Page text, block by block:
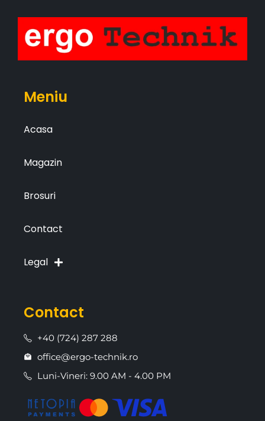
Meniu
Acasa
Magazin
Brosuri
Contact
Legal
Contact
+40 (724) 287 288
office@ergo-technik.ro
Luni-Vineri: 9.00 AM - 4.00 PM